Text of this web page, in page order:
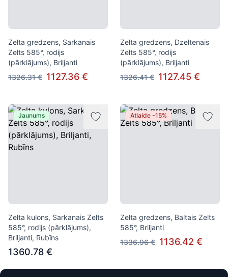
Zelta gredzens, Sarkanais
Zelts 585°, rodijs
(pārklājums), Briljanti
1326.31 € 1127.36 €
Zelta gredzens, Dzeltenais
Zelts 585°, rodijs
(pārklājums), Briljanti
1326.41 € 1127.45 €
Jaunums
Zelta kulons, Sarkanais Zelts
585°, rodijs (pārklājums),
Briljanti, Rubīns
1360.78 €
Atlaide -15%
Zelta gredzens, Baltais Zelts
585°, Briljanti
1336.96 € 1136.42 €